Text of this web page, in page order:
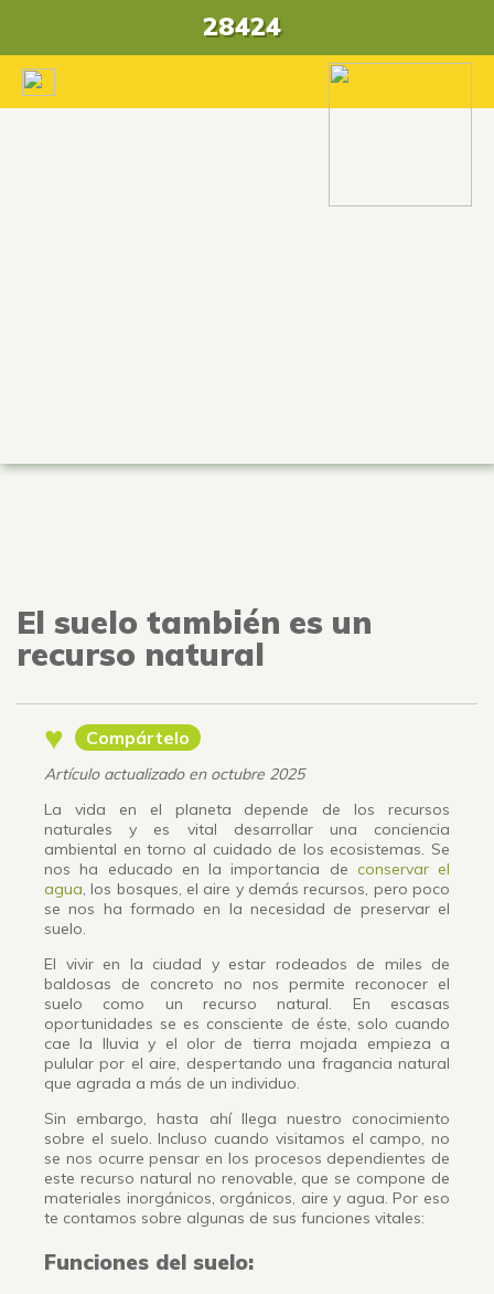
28424
El suelo también es un
recurso natural
♥ Compártelo
Artículo actualizado en octubre 2025
La vida en el planeta depende de los recursos
naturales y es vital desarrollar una conciencia
ambiental en torno al cuidado de los ecosistemas. Se
nos ha educado en la importancia de conservar el
agua, los bosques, el aire y demás recursos, pero poco
se nos ha formado en la necesidad de preservar el
suelo.
El vivir en la ciudad y estar rodeados de miles de
baldosas de concreto no nos permite reconocer el
suelo como un recurso natural. En escasas
oportunidades se es consciente de éste, solo cuando
cae la lluvia y el olor de tierra mojada empieza a
pulular por el aire, despertando una fragancia natural
que agrada a más de un individuo.
Sin embargo, hasta ahí llega nuestro conocimiento
sobre el suelo. Incluso cuando visitamos el campo, no
se nos ocurre pensar en los procesos dependientes de
este recurso natural no renovable, que se compone de
materiales inorgánicos, orgánicos, aire y agua. Por eso
te contamos sobre algunas de sus funciones vitales:
Funciones del suelo: